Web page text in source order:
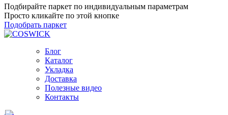
Подбирайте паркет по индивидуальным параметрам
Просто кликайте по этой кнопке
Подобрать паркет
Блог
Каталог
Укладка
Доставка
Полезные видео
Контакты